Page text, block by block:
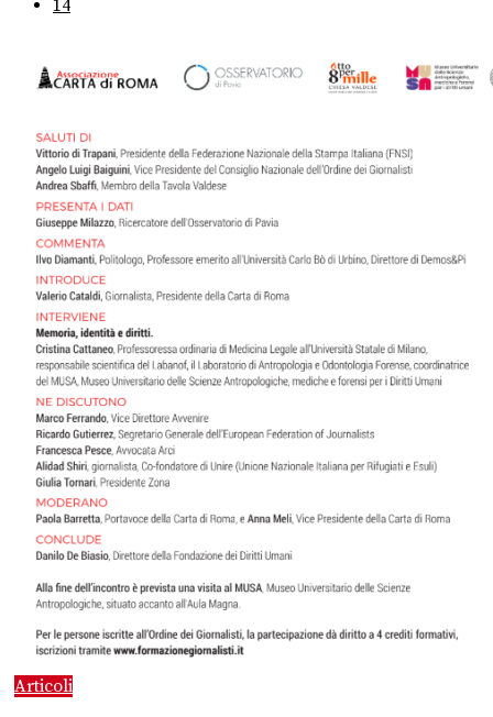
14
Articoli